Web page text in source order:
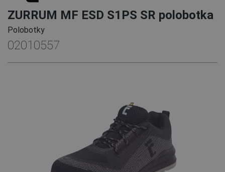
ZURRUM MF ESD S1PS SR polobotka
Polobotky
02010557